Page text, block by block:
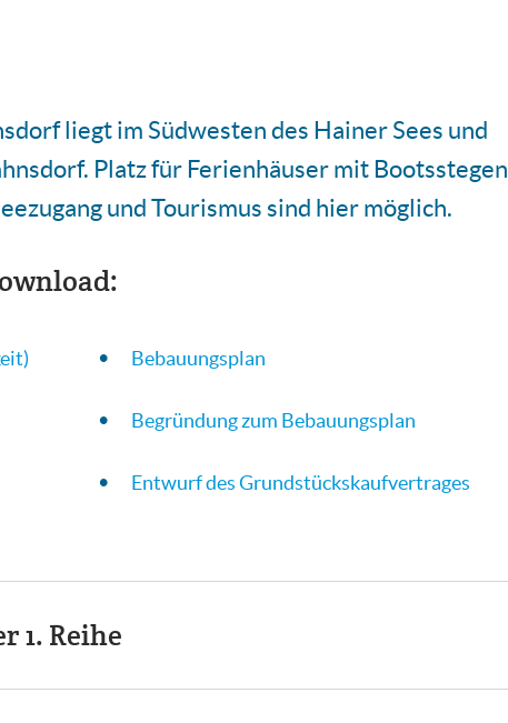
liegt im Südwesten des Hainer Sees und
Platz für Ferienhäuser mit Bootsstegen
und Tourismus sind hier möglich.
Bebauungsplan
Begründung zum Bebauungsplan
Entwurf des Grundstückskaufvertrages
1. Reihe